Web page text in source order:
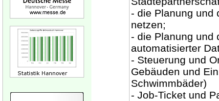
- die Planung und
netzen;
- die Planung und
automatisierter
- Steuerung und
Gebäuden und
Schwimmbäder)
- Job-Ticket und